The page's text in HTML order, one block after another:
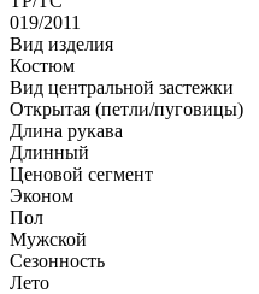
019/2011
Вид изделия
Костюм
Вид центральной застежки
Открытая (петли/пуговицы)
Длина рукава
Длинный
Ценовой сегмент
Эконом
Пол
Мужской
Сезонность
Лето